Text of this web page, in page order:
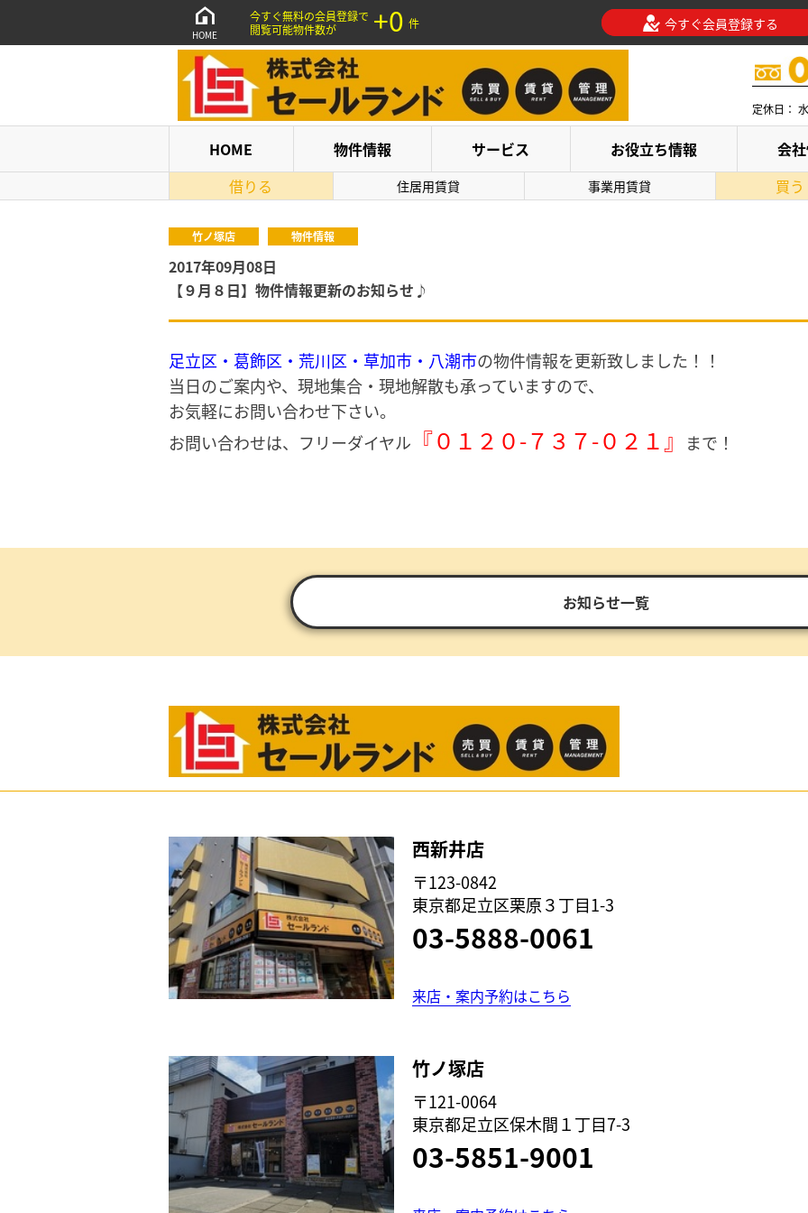
HOME
今すぐ無料の会員登録で
閲覧可能物件数が
+0 件 今すぐ会員登録する
定休日：
HOME 物件情報 サービス お役立ち情報
会
借りる
住居用賃貸 事業用賃貸 買う
竹ノ塚店 物件情報
2017年09月08日
【９月８日】物件情報更新のお知らせ♪
足立区・葛飾区・荒川区・草加市・八潮市の物件情報を更新致しました！！
当日のご案内や、現地集合・現地解散も承っていますので、
お気軽にお問い合わせ下さい。
お問い合わせは、フリーダイヤル 『０１２０-７３７-０２１』 まで！
お知らせ一覧
西新井店
〒123-0842
東京都足立区栗原３丁目1-3
03-5888-0061
来店・案内予約はこちら
竹ノ塚店
〒121-0064
東京都足立区保木間１丁目7-3
03-5851-9001